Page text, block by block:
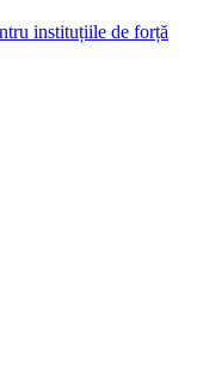
instituțiile de forță